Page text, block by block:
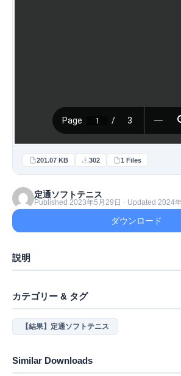
201.07 KB 302 1 Files
定通ソフトテニス
Published 2023年5月29日 · Updated 2024
ダウンロード
説明
カテゴリー & タグ
【結果】定通ソフトテニス
Similar Downloads